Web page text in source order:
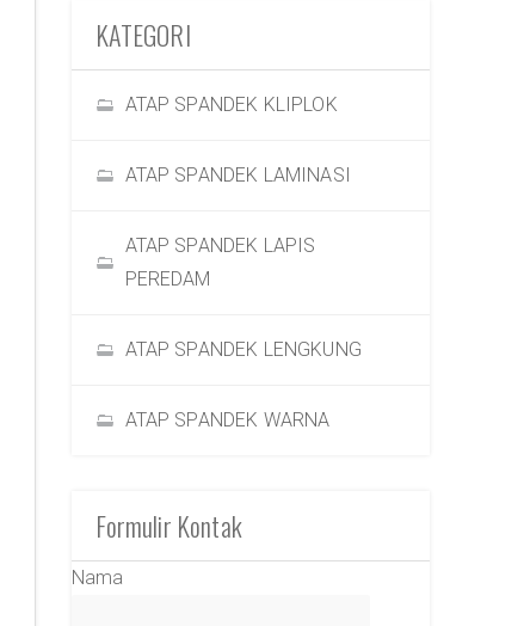
KATEGORI
ATAP SPANDEK KLIPLOK
ATAP SPANDEK LAMINASI
ATAP SPANDEK LAPIS
PEREDAM
ATAP SPANDEK LENGKUNG
ATAP SPANDEK WARNA
Formulir Kontak
Nama